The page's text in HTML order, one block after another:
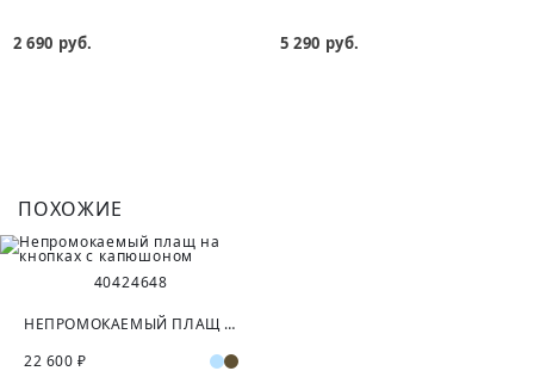
2 690 руб. 5 290 руб.
ПОХОЖИЕ
40424648
НЕПРОМОКАЕМЫЙ ПЛАЩ НА КНОПКАХ С КАПЮШОНОМ
22 600 ₽